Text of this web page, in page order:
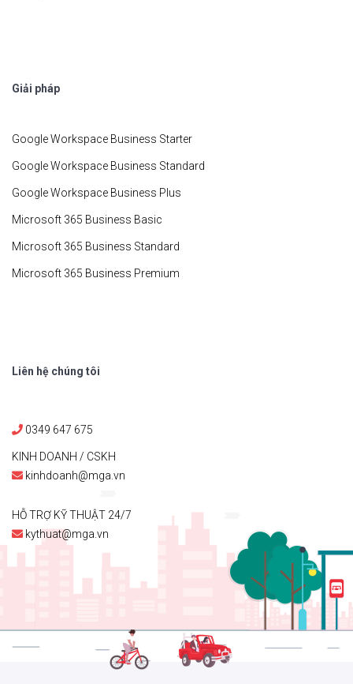
Giải pháp
Google Workspace Business Starter
Google Workspace Business Standard
Google Workspace Business Plus
Microsoft 365 Business Basic
Microsoft 365 Business Standard
Microsoft 365 Business Premium
Liên hệ chúng tôi
0349 647 675
KINH DOANH / CSKH
kinhdoanh@mga.vn
HỖ TRỢ KỸ THUẬT 24/7
kythuat@mga.vn